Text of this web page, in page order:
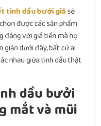
tinh dầu bưởi giảsẽ
được các sản phẩm
đáng với giá tiền mà họ
dưới đây, bất cứ ai
nhau giữa tinh dầu thật
dầu bưởi
mắt và mũi